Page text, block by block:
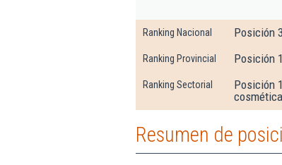
Ranking Nacional Posición
Ranking Provincial Posición
Ranking Sectorial
Posición
cosmética
Resumen de